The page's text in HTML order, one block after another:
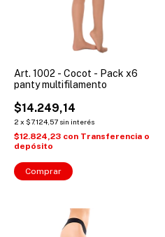
Art. 1002 - Cocot - Pack x6
panty multifilamento
$14.249,14
2 x $7.124,57 sin interés
$12.824,23 con Transferencia o
depósito
Comprar